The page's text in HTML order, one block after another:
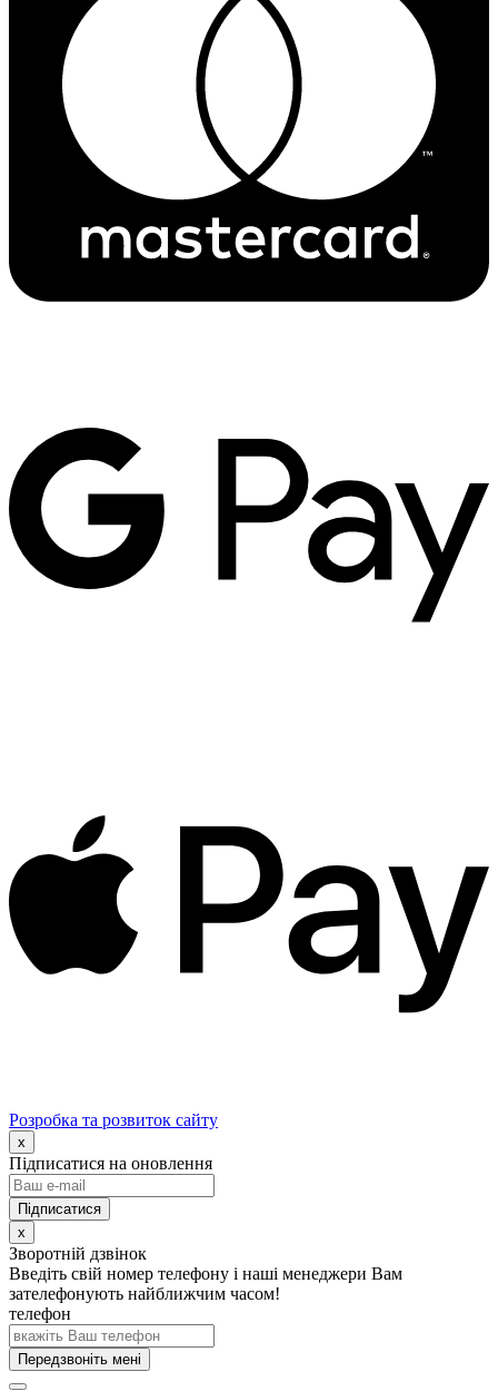
Розробка та розвиток сайту
x
Підписатися на оновлення
x
Зворотній дзвінок
Введіть свій номер телефону і наші менеджери Вам
зателефонують найближчим часом!
телефон
Передзвоніть мені